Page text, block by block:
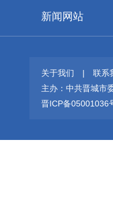
新闻网站
关于我们 | 联系
主办：中共晋城市
晋ICP备05001036